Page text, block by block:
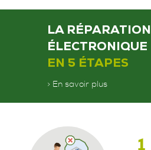
LA RÉPARATION
ÉLECTRONIQUE
EN 5 ÉTAPES
> En savoir plus